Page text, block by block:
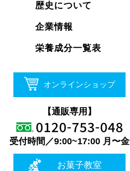
歴史について
企業情報
栄養成分一覧表
オンラインショップ
【通販専用】
受付時間／9:00~17:00 月〜金
お菓子教室